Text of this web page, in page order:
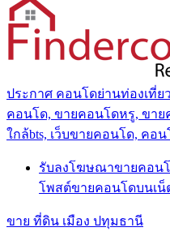
ประกาศ คอนโดย่านท่องเที่
คอนโด, ขายคอนโดหรู, ขา
ใกล้bts, เว็บขายคอนโด, คอ
รับลงโฆษณาขายคอนโ
โพสต์ขายคอนโดบนเน็
ขาย ที่ดิน เมือง ปทุมธานี